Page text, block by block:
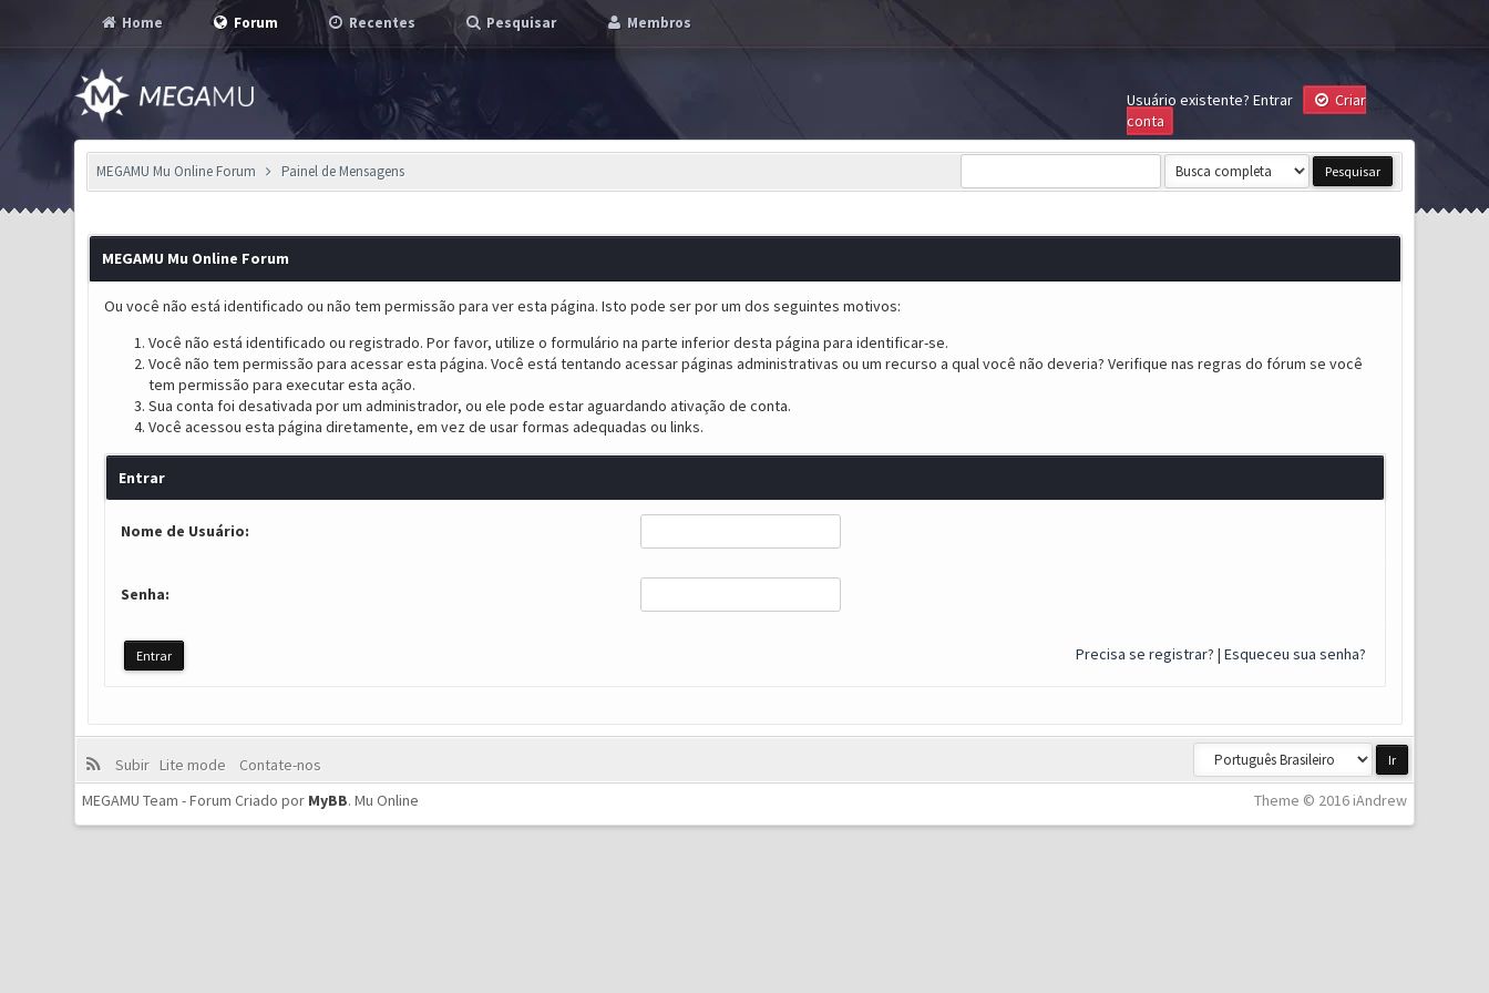
Home Forum Recentes Pesquisar Membros
Usuário existente? Entrar
Criar
conta
MEGAMU Mu Online Forum Painel de Mensagens
MEGAMU Mu Online Forum
Ou você não está identificado ou não tem permissão para ver esta página. Isto pode ser por um dos seguintes motivos:
Você não está identificado ou registrado. Por favor, utilize o formulário na parte inferior desta página para identificar-se.
Você não tem permissão para acessar esta página. Você está tentando acessar páginas administrativas ou um recurso a qual você não deveria? Verifique nas regras do fórum se você
tem permissão para executar esta ação.
Sua conta foi desativada por um administrador, ou ele pode estar aguardando ativação de conta.
Você acessou esta página diretamente, em vez de usar formas adequadas ou links.
Entrar
Nome de Usuário:
Senha:
Precisa se registrar? | Esqueceu sua senha?
Subir Lite mode
Contate-nos
Theme © 2016 iAndrew
MEGAMU Team - Forum Criado por MyBB.Mu Online